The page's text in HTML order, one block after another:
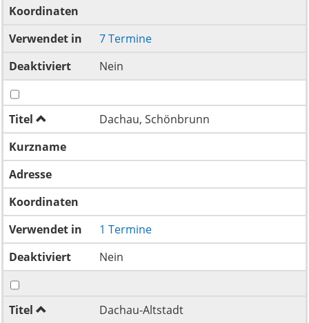
Koordinaten
Verwendet in
7 Termine
Deaktiviert
Nein
Titel
Dachau, Schönbrunn
Kurzname
Adresse
Koordinaten
Verwendet in
1 Termine
Deaktiviert
Nein
Titel
Dachau-Altstadt